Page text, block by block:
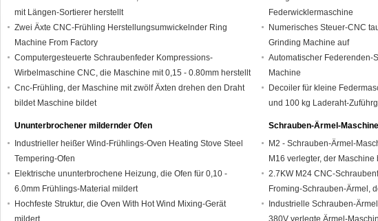
mit Längen-Sortierer herstellt
Zwei Äxte CNC-Frühling Herstellungsumwickelnder Ring
Machine From Factory
Computergesteuerte Schraubenfeder Kompressions-
Wirbelmaschine CNC, die Maschine mit 0,15 - 0.80mm herstellt
Cnc-Frühling, der Maschine mit zwölf Äxten drehen den Draht
bildet Maschine bildet
Federwicklermaschine
Numerisches Steuer-CNC
Grinding Machine auf
Automatischer Federenden-
Machine
Decoiler für kleine
und 100 kg Laderaht-
Ununterbrochener mildernder Ofen
Industrieller heißer Wind-Frühlings-Oven Heating Stove Steel
Tempering-Ofen
Elektrische ununterbrochene Heizung, die Ofen für 0,10 -
6.0mm Frühlings-Material mildert
Hochfeste Struktur, die Oven With Hot Wind Mixing-Gerät
mildert
Schrauben-Ärmel-Maschine
M2 - Schrauben-Ärmel-
M16 verlegter, der Maschine
2.7KW M24 CNC-
Froming-Schrauben-Ärmel,
Industrielle Schrauben-
380V verlegte Ärmel-